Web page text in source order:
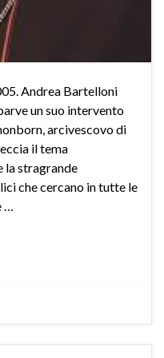
Andrea Bartelloni
un suo intervento
arcivescovo di
il tema
la stragrande
che cercano in tutte le
…